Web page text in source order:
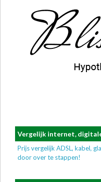
Vergelijk internet,
Prijs vergelijk ADSL, kabel,
door over te stappen!